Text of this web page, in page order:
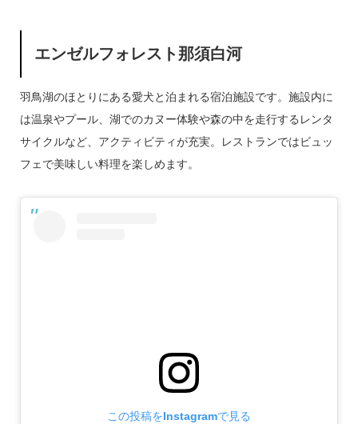
エンゼルフォレスト那須白河
羽鳥湖のほとりにある愛犬と泊まれる宿泊施設です。施設内に
は温泉やプール、湖でのカヌー体験や森の中を走行するレンタ
サイクルなど、アクティビティが充実。レストランではビュッ
フェで美味しい料理を楽しめます。
この投稿をInstagramで見る